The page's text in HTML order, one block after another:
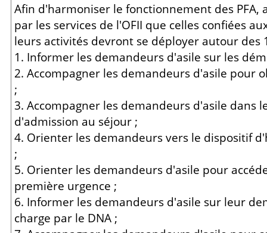
Afin d'harmoniser le fonctionnement des PFA,
par les services de l'OFII que celles confiées
leurs activités devront se déployer autour des
1. Informer les demandeurs d'asile sur les
2. Accompagner les demandeurs d'asile pour
;
3. Accompagner les demandeurs d'asile dans
d'admission au séjour ;
4. Orienter les demandeurs vers le dispositif
;
5. Orienter les demandeurs d'asile pour
première urgence ;
6. Informer les demandeurs d'asile sur leur
charge par le DNA ;